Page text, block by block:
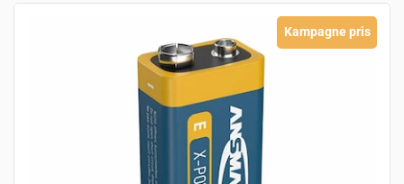
Kampagne pris